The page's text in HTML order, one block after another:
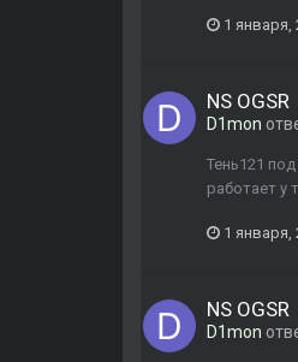
1 января,
NS OGSR
D1mon
Тень121
работает у
1 января,
NS OGSR
D1mon